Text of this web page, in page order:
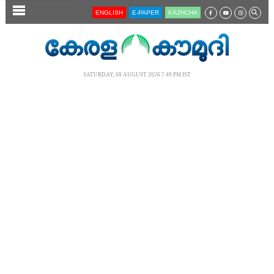
SECTIONS ENGLISH E-PAPER KĀZHCHA
SATURDAY, 08 AUGUST 2026 7.49 PM IST